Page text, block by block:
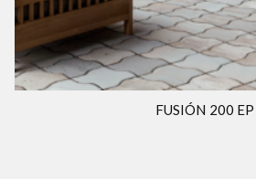
FUSIÓN 200 EP